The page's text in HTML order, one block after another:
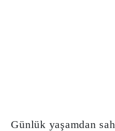
Günlük yaşamdan